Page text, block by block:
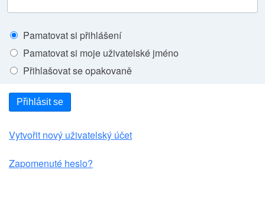
Pamatovat si přihlášení
Pamatovat si moje uživatelské jméno
Přihlašovat se opakovaně
Přihlásit se
Vytvořit nový uživatelský účet
Zapomenuté heslo?